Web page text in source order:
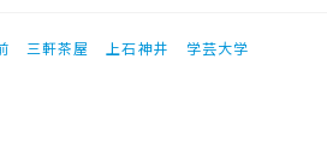
三軒茶屋 上石神井
学芸大学